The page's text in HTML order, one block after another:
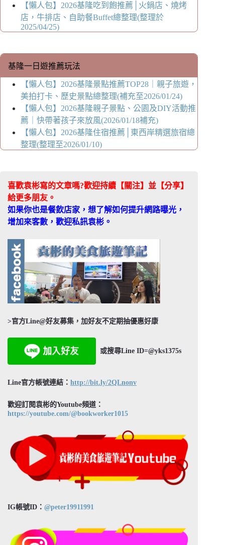
【懶人包】2026基隆吃到飽推薦│火鍋店、燒烤
店，牛排店、自助餐Buffet總整理(整理於
2025/04/25)
基隆一日遊推薦玩法
【懶人包】2026基隆景點推薦TOP28｜親子旅遊，
美拍打卡、歷史景點總整理(補充至2026/01/24)
【懶人包】2026基隆親子景點、公園及DIY活動推
薦｜快帶著孩子來放風(2026/01/18補充)
【懶人包】2026基隆住宿推薦│東西岸精選旅宿總
整理(整理至2026/01/10)
喜歡袁彬寫的文章嗎?歡迎持續【關注】並【分享】
給更多朋友。
如果你也是餐飲店家，想了解如何提升網路曝光，
增加來客數，歡迎私訊袁彬。
>官方Line@好友募集，加好友不定期抽優惠好康
或搜尋Line ID=@yks1375s
Line官方帳號連結： http://bit.ly/2QLnonv
歡迎訂閱袁彬的Youtube頻道：
https://youtube.com/@bookworker1015
IG帳號ID： @peter19911991